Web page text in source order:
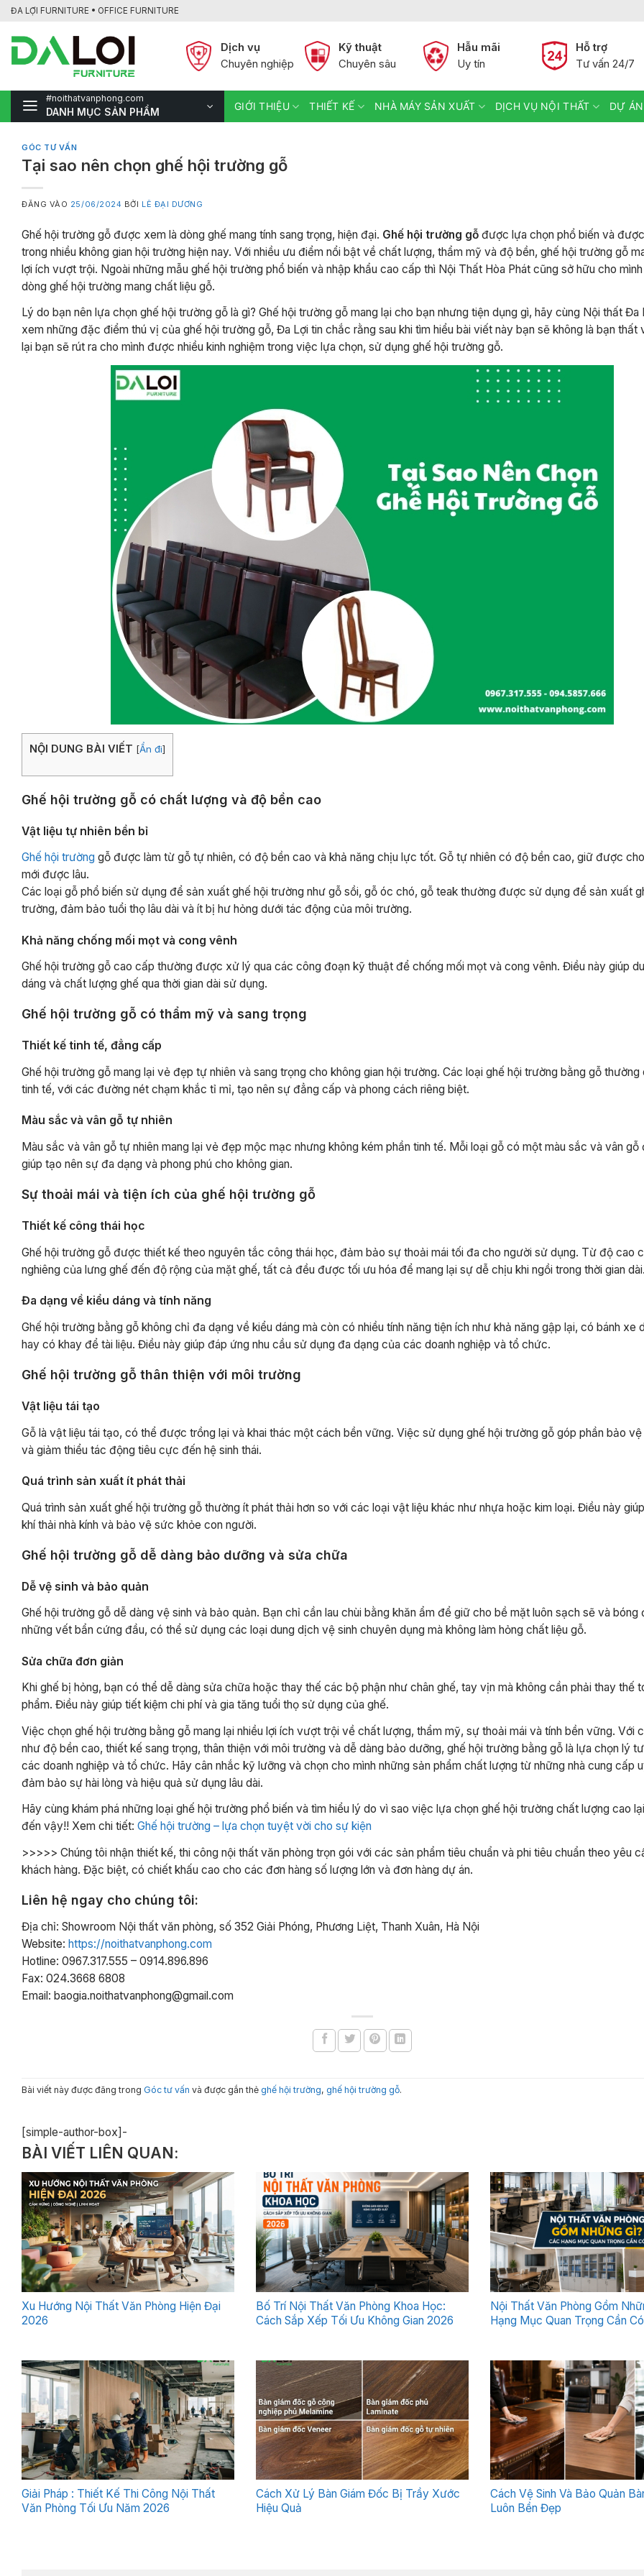
Bỏ
nội
dung
ĐA LỢI FURNITURE • OFFICE FURNITURE
Dịch vụ
Chuyên nghiệp
Kỹ thuật
Chuyên sâu
Hẫu mãi
Uy tín
Hỗ trợ
Tư vấn 24/7
#noithatvanphong.com
DANH MỤC SẢN PHẨM GIỚI THIỆU THIẾT KẾ NHÀ MÁY SẢN XUẤT DỊCH VỤ NỘI THẤT DỰ
GÓC TƯ VẤN
Tại sao nên chọn ghế hội trường gỗ
ĐĂNG VÀO 25/06/2024 BỞI LÊ ĐẠI DƯƠNG
Ghế hội trường gỗ được xem là dòng ghế mang tính sang trọng, hiện đại. Ghế hội trường gỗ được lựa chọn phổ biến và
trong nhiều không gian hội trường hiện nay. Với nhiều ưu điểm nổi bật về chất lượng, thẩm mỹ và độ bền, ghế hội trường gỗ
lợi ích vượt trội. Ngoài những mẫu ghế hội trường phổ biến và nhập khẩu cao cấp thì Nội Thất Hòa Phát cũng sở hữu cho
dòng ghế hội trường mang chất liệu gỗ.
Lý do bạn nên lựa chọn ghế hội trường gỗ là gì? Ghế hội trường gỗ mang lại cho bạn nhưng tiện dụng gì, hãy cùng Nội thất Đa
xem những đặc điểm thú vị của ghế hội trường gỗ, Đa Lợi tin chắc rằng sau khi tìm hiểu bài viết này bạn sẽ không là bạn thất
lại bạn sẽ rút ra cho mình được nhiều kinh nghiệm trong việc lựa chọn, sử dụng ghế hội trường gỗ.
NỘI DUNG BÀI VIẾT [Ẩn đi]
Ghế hội trường gỗ có chất lượng và độ bền cao
Vật liệu tự nhiên bền bỉ
Ghế hội trường gỗ được làm từ gỗ tự nhiên, có độ bền cao và khả năng chịu lực tốt. Gỗ tự nhiên có độ bền cao, giữ được
mới được lâu.
Các loại gỗ phổ biến sử dụng để sản xuất ghế hội trường như gỗ sồi, gỗ óc chó, gỗ teak thường được sử dụng để sản xuất
trường, đảm bảo tuổi thọ lâu dài và ít bị hư hỏng dưới tác động của môi trường.
Khả năng chống mối mọt và cong vênh
Ghế hội trường gỗ cao cấp thường được xử lý qua các công đoạn kỹ thuật để chống mối mọt và cong vênh. Điều này giúp
dáng và chất lượng ghế qua thời gian dài sử dụng.
Ghế hội trường gỗ có thẩm mỹ và sang trọng
Thiết kế tinh tế, đẳng cấp
Ghế hội trường gỗ mang lại vẻ đẹp tự nhiên và sang trọng cho không gian hội trường. Các loại ghế hội trường bằng gỗ
tinh tế, với các đường nét chạm khắc tỉ mỉ, tạo nên sự đẳng cấp và phong cách riêng biệt.
Màu sắc và vân gỗ tự nhiên
Màu sắc và vân gỗ tự nhiên mang lại vẻ đẹp mộc mạc nhưng không kém phần tinh tế. Mỗi loại gỗ có một màu sắc và vân gỗ
giúp tạo nên sự đa dạng và phong phú cho không gian.
Sự thoải mái và tiện ích của ghế hội trường gỗ
Thiết kế công thái học
Ghế hội trường gỗ được thiết kế theo nguyên tắc công thái học, đảm bảo sự thoải mái tối đa cho người sử dụng. Từ độ cao
nghiêng của lưng ghế đến độ rộng của mặt ghế, tất cả đều được tối ưu hóa để mang lại sự dễ chịu khi ngồi trong thời gian dài.
Đa dạng về kiểu dáng và tính năng
Ghế hội trường bằng gỗ không chỉ đa dạng về kiểu dáng mà còn có nhiều tính năng tiện ích như khả năng gập lại, có bánh xe
hay có khay để tài liệu. Điều này giúp đáp ứng nhu cầu sử dụng đa dạng của các doanh nghiệp và tổ chức.
Ghế hội trường gỗ thân thiện với môi trường
Vật liệu tái tạo
Gỗ là vật liệu tái tạo, có thể được trồng lại và khai thác một cách bền vững. Việc sử dụng ghế hội trường gỗ góp phần bảo
và giảm thiểu tác động tiêu cực đến hệ sinh thái.
Quá trình sản xuất ít phát thải
Quá trình sản xuất ghế hội trường gỗ thường ít phát thải hơn so với các loại vật liệu khác như nhựa hoặc kim loại. Điều này
khí thải nhà kính và bảo vệ sức khỏe con người.
Ghế hội trường gỗ dễ dàng bảo dưỡng và sửa chữa
Dễ vệ sinh và bảo quản
Ghế hội trường gỗ dễ dàng vệ sinh và bảo quản. Bạn chỉ cần lau chùi bằng khăn ẩm để giữ cho bề mặt luôn sạch sẽ và bóng
những vết bẩn cứng đầu, có thể sử dụng các loại dung dịch vệ sinh chuyên dụng mà không làm hỏng chất liệu gỗ.
Sửa chữa đơn giản
Khi ghế bị hỏng, bạn có thể dễ dàng sửa chữa hoặc thay thế các bộ phận như chân ghế, tay vịn mà không cần phải thay thế
phẩm. Điều này giúp tiết kiệm chi phí và gia tăng tuổi thọ sử dụng của ghế.
Việc chọn ghế hội trường bằng gỗ mang lại nhiều lợi ích vượt trội về chất lượng, thẩm mỹ, sự thoải mái và tính bền vững. Với
như độ bền cao, thiết kế sang trọng, thân thiện với môi trường và dễ dàng bảo dưỡng, ghế hội trường bằng gỗ là lựa chọn lý
các doanh nghiệp và tổ chức. Hãy cân nhắc kỹ lưỡng và chọn cho mình những sản phẩm chất lượng từ những nhà cung cấp
đảm bảo sự hài lòng và hiệu quả sử dụng lâu dài.
Hãy cùng khám phá những loại ghế hội trường phổ biến và tìm hiểu lý do vì sao việc lựa chọn ghế hội trường chất lượng cao
đến vậy!! Xem chi tiết: Ghế hội trường – lựa chọn tuyệt vời cho sự kiện
>>>>> Chúng tôi nhận thiết kế, thi công nội thất văn phòng trọn gói với các sản phẩm tiêu chuẩn và phi tiêu chuẩn theo yêu
khách hàng. Đặc biệt, có chiết khấu cao cho các đơn hàng số lượng lớn và đơn hàng dự án.
Liên hệ ngay cho chúng tôi:
Địa chỉ: Showroom Nội thất văn phòng, số 352 Giải Phóng, Phương Liệt, Thanh Xuân, Hà Nội
Website: https://noithatvanphong.com
Hotline: 0967.317.555 – 0914.896.896
Fax: 024.3668 6808
Email: baogia.noithatvanphong@gmail.com
Bài viết này được đăng trong Góc tư vấn và được gắn thẻ ghế hội trường, ghế hội trường gỗ.
[simple-author-box]-
BÀI VIẾT LIÊN QUAN:
Xu Hướng Nội Thất Văn Phòng Hiện Đại
2026
Bố Trí Nội Thất Văn Phòng Khoa Học:
Cách Sắp Xếp Tối Ưu Không Gian 2026
Nội Thất Văn Phòng Gồm
Hạng Mục Quan Trọng Cần Có
Giải Pháp : Thiết Kế Thi Công Nội Thất
Văn Phòng Tối Ưu Năm 2026
Cách Xử Lý Bàn Giám Đốc Bị Trầy Xước
Hiệu Quả
Cách Vệ Sinh Và Bảo Quản
Luôn Bền Đẹp